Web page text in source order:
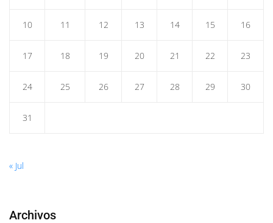
10 11 12 13 14 15 16
17 18 19 20 21 22 23
24 25 26 27 28 29 30
31
« Jul
Archivos